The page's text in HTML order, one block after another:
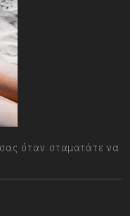
όταν σταματάτε να